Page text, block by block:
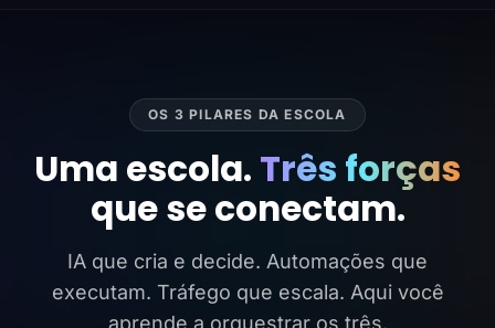
OS 3 PILARES DA ESCOLA
Uma escola. Três forças
que se conectam.
IA que cria e decide. Automações que
executam. Tráfego que escala. Aqui você
aprende a orquestrar os três.